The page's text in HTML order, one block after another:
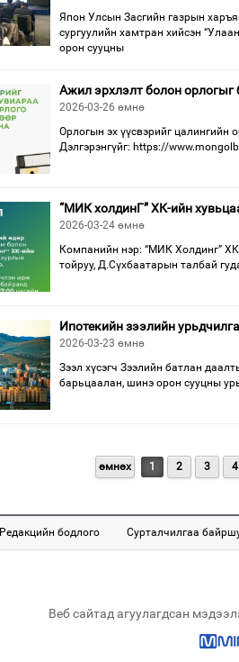
Япон Улсын Засгийн газрын
сургуулийн хамтран хийсэн
орон сууцны
Ажил эрхлэлт болон орлогыг
2026-03-26 өмнө
Орлогын эх үүсвэрийг цалингийн
Дэлгэрэнгүйг: https://
“МИК холдинГ” ХК-ийн
2026-03-24 өмнө
Компанийн нэр: “МИК Холдинг” ХК
тойруу, Д.Сүхбаатарын талбай
Ипотекийн зээлийн
2026-03-23 өмнө
Зээл хүсэгч Зээлийн батлан
барьцаалан, шинэ орон сууцны
өмнөх 1 2 3 4
Редакцийн бодлого Сурталчилгаа
Веб сайтад агуулагдсан